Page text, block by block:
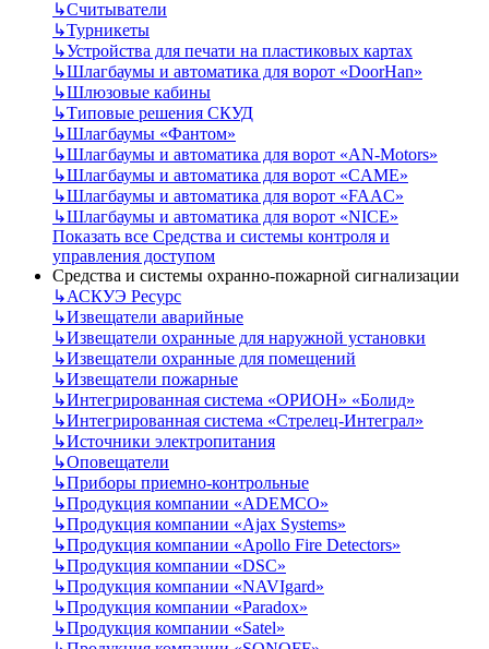
↳Считыватели
↳Турникеты
↳Устройства для печати на пластиковых картах
↳Шлагбаумы и автоматика для ворот «DoorHan»
↳Шлюзовые кабины
↳Типовые решения СКУД
↳Шлагбаумы «Фантом»
↳Шлагбаумы и автоматика для ворот «AN-Motors»
↳Шлагбаумы и автоматика для ворот «CAME»
↳Шлагбаумы и автоматика для ворот «FAAC»
↳Шлагбаумы и автоматика для ворот «NICE»
Показать все Средства и системы контроля и
управления доступом
Средства и системы охранно-пожарной сигнализации
↳АСКУЭ Ресурс
↳Извещатели аварийные
↳Извещатели охранные для наружной установки
↳Извещатели охранные для помещений
↳Извещатели пожарные
↳Интегрированная система «ОРИОН» «Болид»
↳Интегрированная система «Стрелец-Интеграл»
↳Источники электропитания
↳Оповещатели
↳Приборы приемно-контрольные
↳Продукция компании «ADEMCO»
↳Продукция компании «Ajax Systems»
↳Продукция компании «Apollo Fire Detectors»
↳Продукция компании «DSC»
↳Продукция компании «NAVIgard»
↳Продукция компании «Paradox»
↳Продукция компании «Satel»